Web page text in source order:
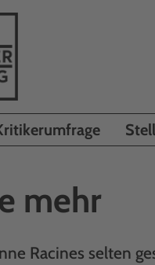
mehr
Racines selten